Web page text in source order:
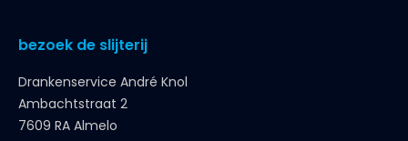
bezoek de slijterij
Drankenservice André Knol
Ambachtstraat 2
7609 RA Almelo